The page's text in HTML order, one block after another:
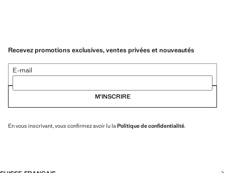
Recevez promotions exclusives, ventes privées et nouveautés
E-mail
M’INSCRIRE
En vous inscrivant, vous confirmez avoir lu la Politique de confidentialité.